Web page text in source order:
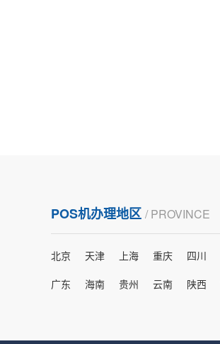
POS机办理地区 / PROVINCE
北京 天津 上海 重庆 四川
广东
海南 贵州 云南 陕西